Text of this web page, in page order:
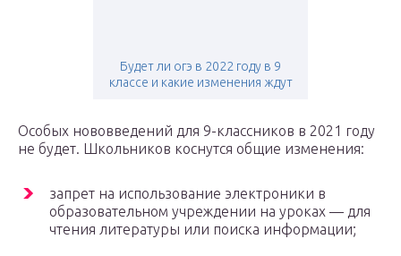
Будет ли огэ в 2022 году в 9
классе и какие изменения ждут
Особых нововведений для 9-классников в 2021 году
не будет. Школьников коснутся общие изменения:
запрет на использование электроники в
образовательном учреждении на уроках — для
чтения литературы или поиска информации;